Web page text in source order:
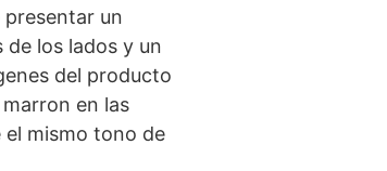
presentar un
los lados y un
del producto
en las
el mismo tono de